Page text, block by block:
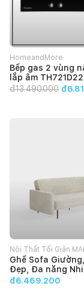
HomeandMore
Bếp gas 2 vùng
lắp âm
đ13.490.000
Nội Thất Tối Giản
Ghế Sofa
Đẹp, Đa năng
Kiểu Dáng Đơn
đ6.469.200